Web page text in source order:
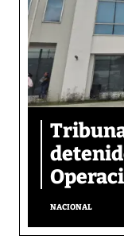
NACIONAL